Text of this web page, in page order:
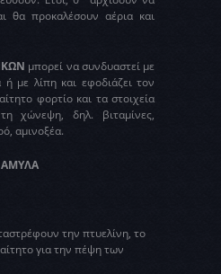
θα προκαλέσουν αέρια και
μπορεί να συνδυαστεί με
με λίπη και εφοδιάζει τον
φορτίο και τα στοιχεία
χώνεψη, δηλ. βιταμίνες,
αμινοξέα.
ΑΜΥΛΑ
την πτυελίνη, το
για την πέψη των